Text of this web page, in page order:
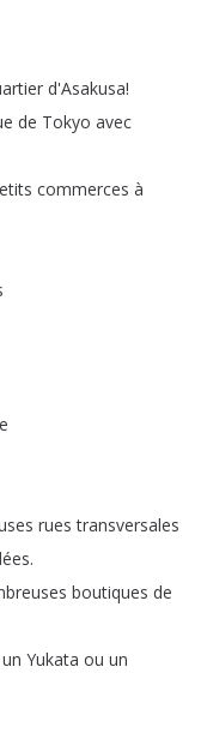
d'Asakusa!
de Tokyo avec
commerces à
rues transversales
.
boutiques de
un Yukata ou un